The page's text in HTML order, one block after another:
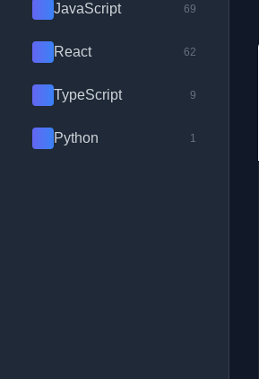
JavaScript 69
React 62
TypeScript 9
Python 1